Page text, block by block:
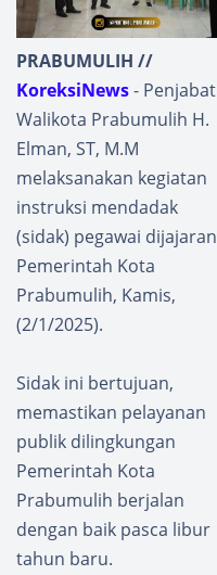
PRABUMULIH //
KoreksiNews- Penjabat
Walikota Prabumulih H.
Elman, ST, M.M
melaksanakan kegiatan
instruksi mendadak
(sidak) pegawai dijajaran
Pemerintah Kota
Prabumulih, Kamis,
(2/1/2025).
Sidak ini bertujuan,
memastikan pelayanan
publik dilingkungan
Pemerintah Kota
Prabumulih berjalan
dengan baik pasca libur
tahun baru.